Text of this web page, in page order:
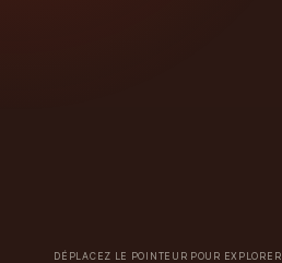
DÉPLACEZ LE POINTEUR POUR EXPLORER